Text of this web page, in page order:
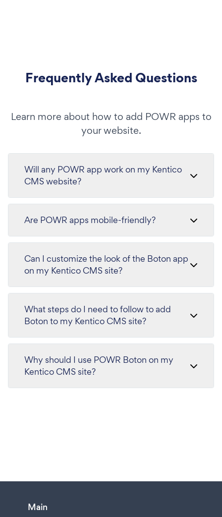
Frequently Asked Questions
Learn more about how to add POWR apps to
your website.
Will any POWR app work on my Kentico
CMS website?
Are POWR apps mobile-friendly?
Can I customize the look of the Boton app
on my Kentico CMS site?
What steps do I need to follow to add
Boton to my Kentico CMS site?
Why should I use POWR Boton on my
Kentico CMS site?
Main